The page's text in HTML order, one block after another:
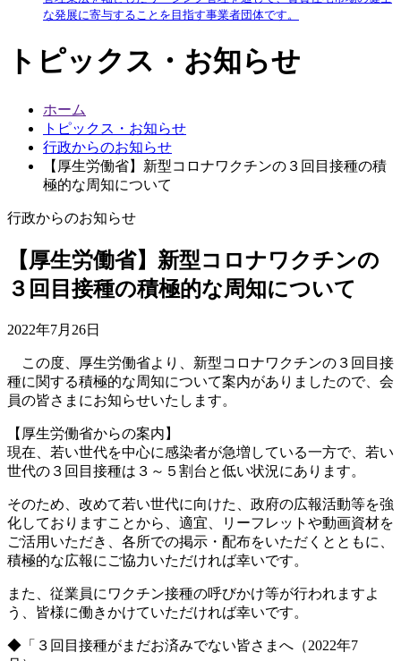
な発展に寄与することを目指す事業者団体です。
トピックス・お知らせ
ホーム
トピックス・お知らせ
行政からのお知らせ
【厚生労働省】新型コロナワクチンの３回目接種の積
極的な周知について
行政からのお知らせ
【厚生労働省】新型コロナワクチンの
３回目接種の積極的な周知について
2022年7月26日
この度、厚生労働省より、新型コロナワクチンの３回目接
種に関する積極的な周知について案内がありましたので、会
員の皆さまにお知らせいたします。
【厚生労働省からの案内】
現在、若い世代を中心に感染者が急増している一方で、若い
世代の３回目接種は３～５割台と低い状況にあります。
そのため、改めて若い世代に向けた、政府の広報活動等を強
化しておりますことから、適宜、リーフレットや動画資材を
ご活用いただき、各所での掲示・配布をいただくとともに、
積極的な広報にご協力いただければ幸いです。
また、従業員にワクチン接種の呼びかけ等が行われますよ
う、皆様に働きかけていただければ幸いです。
◆「３回目接種がまだお済みでない皆さまへ（2022年7